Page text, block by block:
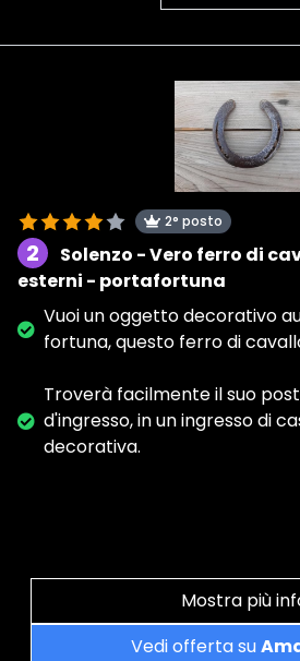
2° posto
2
Solenzo - Vero ferro di
esterni - portafortuna
Vuoi un oggetto decorativo
fortuna, questo ferro di
Troverà facilmente il suo
d'ingresso, in un ingresso di
decorativa.
Mostra più
Vedi offerta su